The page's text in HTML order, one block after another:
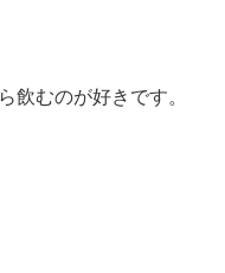
飲むのが好きです。